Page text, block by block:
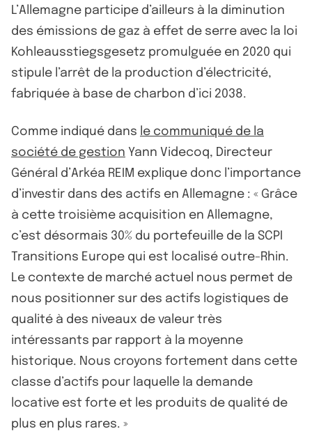
L’Allemagne participe d’ailleurs à la diminution
des émissions de gaz à effet de serre avec la loi
Kohleausstiegsgesetz promulguée en 2020 qui
stipule l’arrêt de la production d’électricité,
fabriquée à base de charbon d’ici 2038.
Comme indiqué dans le communiqué de la
société de gestion Yann Videcoq, Directeur
Général d’Arkéa REIM explique donc l’importance
d’investir dans des actifs en Allemagne : « Grâce
à cette troisième acquisition en Allemagne,
c’est désormais 30% du portefeuille de la SCPI
Transitions Europe qui est localisé outre-Rhin.
Le contexte de marché actuel nous permet de
nous positionner sur des actifs logistiques de
qualité à des niveaux de valeur très
intéressants par rapport à la moyenne
historique. Nous croyons fortement dans cette
classe d’actifs pour laquelle la demande
locative est forte et les produits de qualité de
plus en plus rares. »